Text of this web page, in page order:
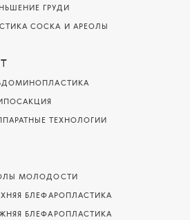
ГРУДИ
СОСКА И АРЕОЛЫ
ТЕХНОЛОГИИ
МОЛОДОСТИ
БЛЕФАРОПЛАСТИКА
БЛЕФАРОПЛАСТИКА